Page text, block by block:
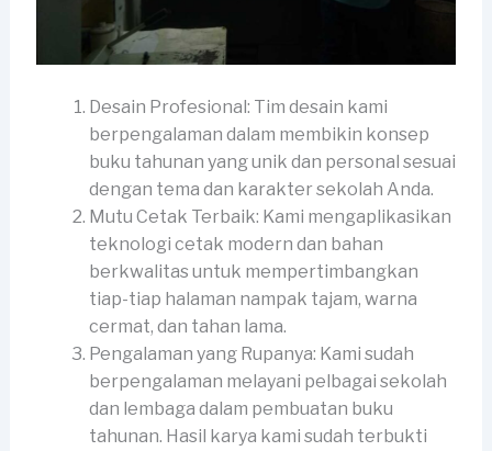
Desain Profesional: Tim desain kami
berpengalaman dalam membikin konsep
buku tahunan yang unik dan personal sesuai
dengan tema dan karakter sekolah Anda.
Mutu Cetak Terbaik: Kami mengaplikasikan
teknologi cetak modern dan bahan
berkwalitas untuk mempertimbangkan
tiap-tiap halaman nampak tajam, warna
cermat, dan tahan lama.
Pengalaman yang Rupanya: Kami sudah
berpengalaman melayani pelbagai sekolah
dan lembaga dalam pembuatan buku
tahunan. Hasil karya kami sudah terbukti